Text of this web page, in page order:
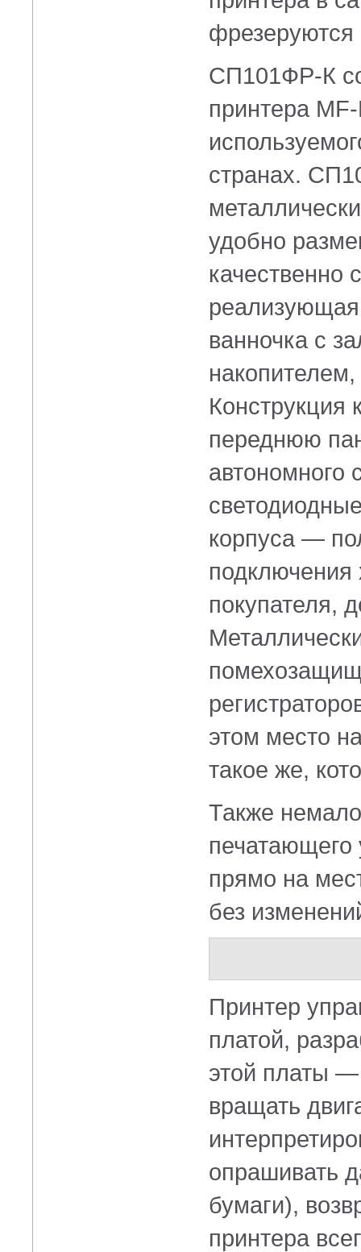
фрезеруются
СП101ФР-К
принтера
странах.
удобно
качественно
реализующая
ванночка с
Конструкция
переднюю
автономного
корпуса —
подключения
покупателя,
этом место
такое же,
Также
печатающего
прямо на
без
Принтер
платой,
этой платы —
вращать
опрашивать
бумаги),
принтера